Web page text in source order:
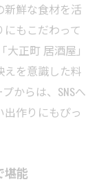
新鮮な食材を活
もこだわって
正町 居酒屋」
を意識した料
からは、SNSへ
作りにもぴっ
堪能